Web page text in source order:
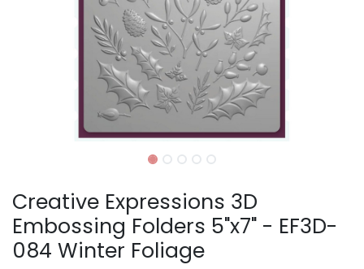
Creative Expressions 3D
Embossing Folders 5"x7" - EF3D-
084 Winter Foliage